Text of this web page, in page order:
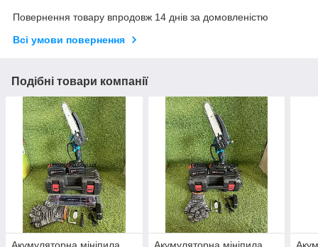
Повернення товару впродовж 14 днів за домовленістю
Всі умови повернення
Подібні товари компанії